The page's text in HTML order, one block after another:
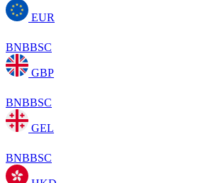
EUR
BNBBSC
GBP
BNBBSC
GEL
BNBBSC